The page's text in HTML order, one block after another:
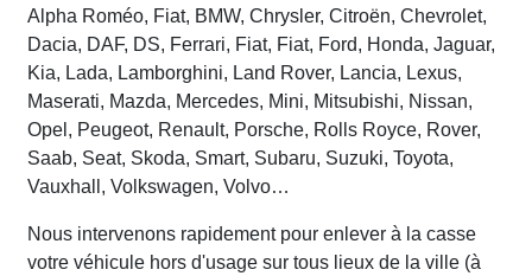
Alpha Roméo, Fiat, BMW, Chrysler, Citroën, Chevrolet,
Dacia, DAF, DS, Ferrari, Fiat, Fiat, Ford, Honda, Jaguar,
Kia, Lada, Lamborghini, Land Rover, Lancia, Lexus,
Maserati, Mazda, Mercedes, Mini, Mitsubishi, Nissan,
Opel, Peugeot, Renault, Porsche, Rolls Royce, Rover,
Saab, Seat, Skoda, Smart, Subaru, Suzuki, Toyota,
Vauxhall, Volkswagen, Volvo…
Nous intervenons rapidement pour enlever à la casse
votre véhicule hors d'usage sur tous lieux de la ville (à